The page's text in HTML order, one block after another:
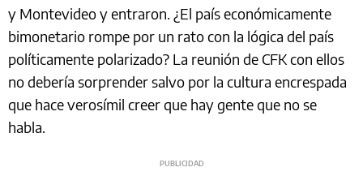
y Montevideo y entraron. ¿El país económicamente
bimonetario rompe por un rato con la lógica del país
políticamente polarizado? La reunión de CFK con ellos
no debería sorprender salvo por la cultura encrespada
que hace verosímil creer que hay gente que no se
habla.